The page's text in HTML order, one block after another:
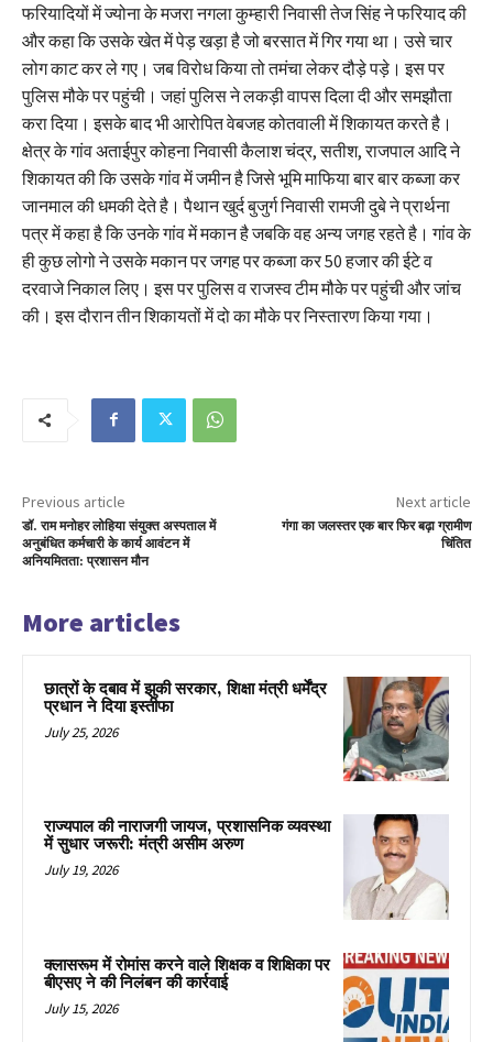
फरियादियों में ज्योना के मजरा नगला कुम्हारी निवासी तेज सिंह ने फरियाद की
और कहा कि उसके खेत में पेड़ खड़ा है जो बरसात में गिर गया था। उसे चार
लोग काट कर ले गए। जब विरोध किया तो तमंचा लेकर दौड़े पड़े। इस पर
पुलिस मौके पर पहुंची। जहां पुलिस ने लकड़ी वापस दिला दी और समझौता
करा दिया। इसके बाद भी आरोपित वेबजह कोतवाली में शिकायत करते है।
क्षेत्र के गांव अताईपुर कोहना निवासी कैलाश चंद्र, सतीश, राजपाल आदि ने
शिकायत की कि उसके गांव में जमीन है जिसे भूमि माफिया बार बार कब्जा कर
जानमाल की धमकी देते है। पैथान खुर्द बुजुर्ग निवासी रामजी दुबे ने प्रार्थना
पत्र में कहा है कि उनके गांव में मकान है जबकि वह अन्य जगह रहते है। गांव के
ही कुछ लोगो ने उसके मकान पर जगह पर कब्जा कर 50 हजार की ईटे व
दरवाजे निकाल लिए। इस पर पुलिस व राजस्व टीम मौके पर पहुंची और जांच
की। इस दौरान तीन शिकायतों में दो का मौके पर निस्तारण किया गया।
Previous article
डॉ. राम मनोहर लोहिया संयुक्त अस्पताल में
अनुबंधित कर्मचारी के कार्य आवंटन में
अनियमितता: प्रशासन मौन
Next article
गंगा का जलस्तर एक बार फिर बढ़ा ग्रामीण
चिंतित
More articles
छात्रों के दबाव में झुकी सरकार, शिक्षा मंत्री धर्मेंद्र
प्रधान ने दिया इस्तीफा
July 25, 2026
राज्यपाल की नाराजगी जायज, प्रशासनिक व्यवस्था
में सुधार जरूरी: मंत्री असीम अरुण
July 19, 2026
क्लासरूम में रोमांस करने वाले शिक्षक व शिक्षिका पर
बीएसए ने की निलंबन की कार्रवाई
July 15, 2026